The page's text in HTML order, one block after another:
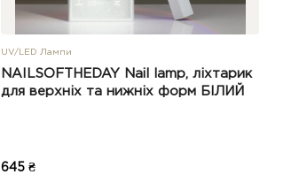
UV/LED Лампи
NAILSOFTHEDAY Nail lamp, ліхтарик
для верхніх та нижніх форм БІЛИЙ
645 ₴